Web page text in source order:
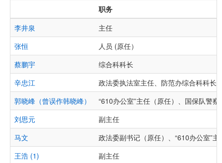
职务
李井泉
主任
张恒
人员 (原任）
蔡鹏宇
综合科科长
辛忠江
政法委执法室主任、防范办综合科科长
郭晓峰（曾误作韩晓峰）
“610办公室”主任（原任）、国保队警察
刘思元
副主任
马文
政法委副书记（原任）、“610办公室”
王浩 (1)
副主任